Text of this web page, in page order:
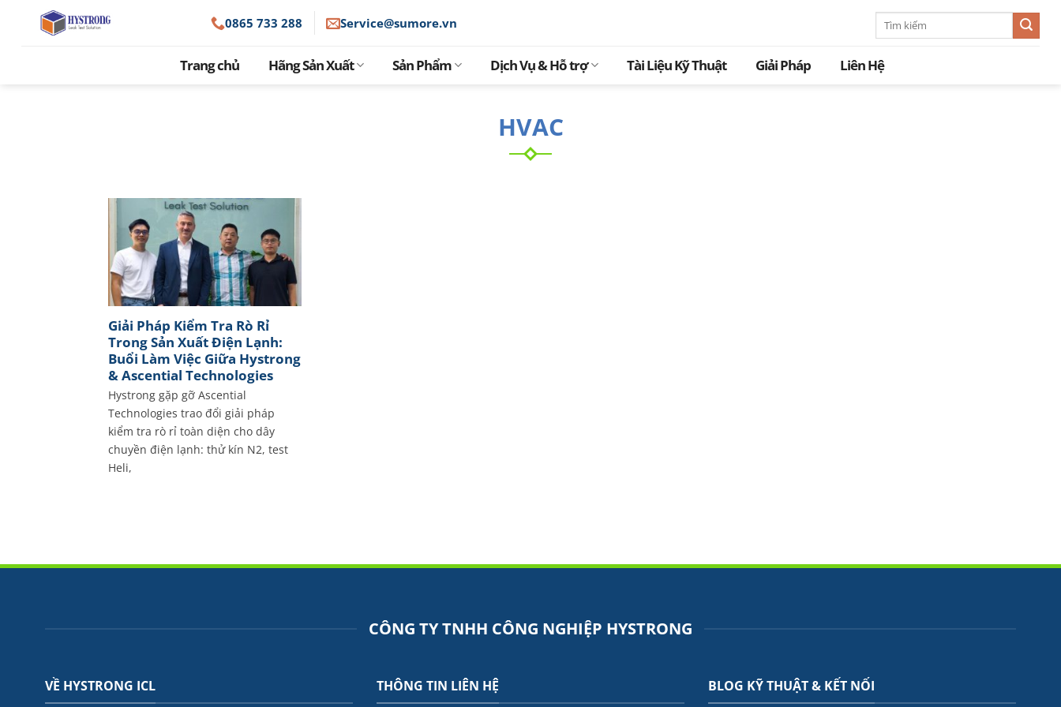
0865 733 288 Service@sumore.vn
Tìm
Trang chủ Hãng Sản Xuất Sản Phẩm Dịch Vụ & Hỗ trợ Tài Liệu Kỹ Thuật Giải Pháp Liên Hệ
HVAC
Giải Pháp Kiểm Tra Rò Rỉ
Trong Sản Xuất Điện Lạnh:
Buổi Làm Việc Giữa Hystrong
& Ascential Technologies
Hystrong gặp gỡ Ascential
Technologies trao đổi giải pháp
kiểm tra rò rỉ toàn diện cho dây
chuyền điện lạnh: thử kín N2, test
Heli,
CÔNG TY TNHH CÔNG NGHIỆP HYSTRONG
VỀ HYSTRONG ICL THÔNG TIN LIÊN HỆ BLOG KỸ THUẬT & KẾT NỐI